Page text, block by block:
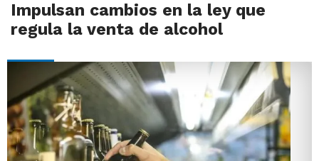
Impulsan cambios en la ley que
regula la venta de alcohol